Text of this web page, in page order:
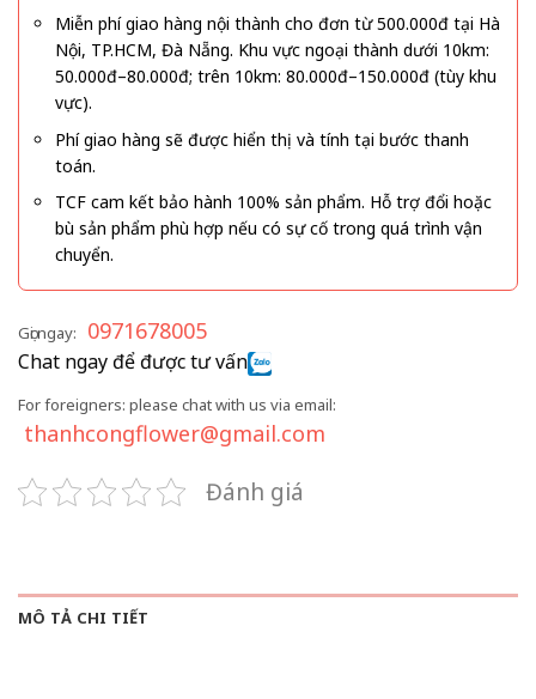
Miễn phí giao hàng nội thành cho đơn từ 500.000đ tại Hà
Nội, TP.HCM, Đà Nẵng. Khu vực ngoại thành dưới 10km:
50.000đ–80.000đ; trên 10km: 80.000đ–150.000đ (tùy khu
vực).
Phí giao hàng sẽ được hiển thị và tính tại bước thanh
toán.
TCF cam kết bảo hành 100% sản phẩm. Hỗ trợ đổi hoặc
bù sản phẩm phù hợp nếu có sự cố trong quá trình vận
chuyển.
Gọi ngay: 0971678005
Chat ngay để được tư vấn
For foreigners: please chat with us via email:
thanhcongflower@gmail.com
Đánh giá
MÔ TẢ CHI TIẾT